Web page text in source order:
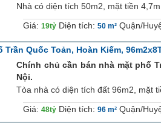
Nhà có diện tích 50m2, mặt tiền
Giá: 19tỷ Diện tích: 50 m² Quận/
Trần Quốc Toản, Hoàn Kiếm,
Chính chủ cần bán nhà mặt phố
Nội.
Tòa nhà có diện tích đất 96m2, mặt
Giá: 48tỷ Diện tích: 96 m² Quận/